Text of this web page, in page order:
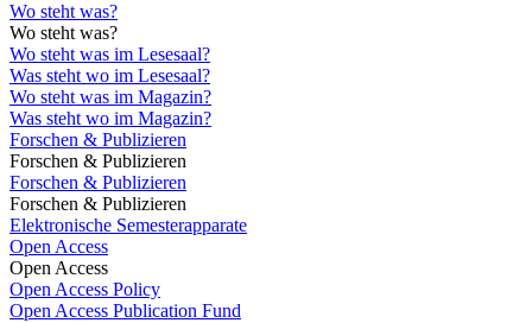
Wo steht was?
Wo steht was?
Wo steht was im Lesesaal?
Was steht wo im Lesesaal?
Wo steht was im Magazin?
Was steht wo im Magazin?
Forschen & Publizieren
Forschen & Publizieren
Forschen & Publizieren
Forschen & Publizieren
Elektronische Semesterapparate
Open Access
Open Access
Open Access Policy
Open Access Publication Fund